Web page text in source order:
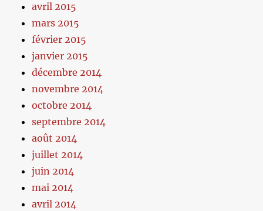
avril 2015
mars 2015
février 2015
janvier 2015
décembre 2014
novembre 2014
octobre 2014
septembre 2014
août 2014
juillet 2014
juin 2014
mai 2014
avril 2014